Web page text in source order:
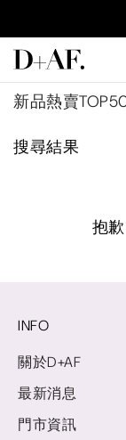
新品熱賣
搜尋結果
抱
INFO
關於D+AF
最新消息
門市資訊